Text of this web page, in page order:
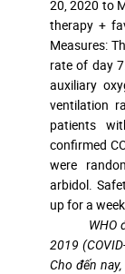
20, 2020 to
therapy +
Measures:
rate of day
auxiliary
ventilation
patients
confirmed
were
arbidol.
up for a week.
WHO
2019
Cho đến